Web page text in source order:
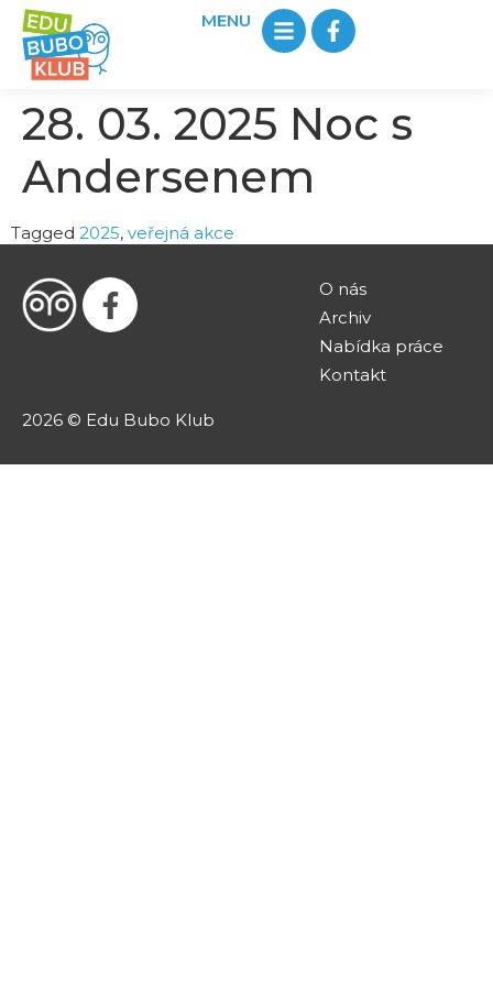
MENU
28. 03. 2025 Noc s
Andersenem
Tagged 2025, veřejná akce
O nás
Archiv
Nabídka práce
Kontakt
2026 © Edu Bubo Klub